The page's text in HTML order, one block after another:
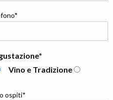
Vino e Tradizione
ospiti*